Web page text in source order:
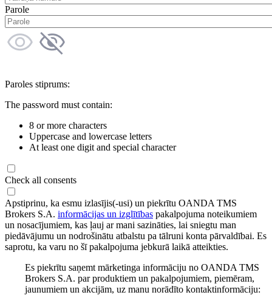
Parole
Paroles stiprums:
The password must contain:
8 or more characters
Uppercase and lowercase letters
At least one digit and special character
Check all consents
Apstiprinu, ka esmu izlasījis(-usi) un piekrītu OANDA TMS
Brokers S.A. informācijas un izglītības pakalpojuma noteikumiem
un nosacījumiem, kas ļauj ar mani sazināties, lai sniegtu man
piedāvājumu un nodrošinātu atbalstu pa tālruni konta pārvaldībai. Es
saprotu, ka varu no šī pakalpojuma jebkurā laikā atteikties.
Es piekrītu saņemt mārketinga informāciju no OANDA TMS
Brokers S.A. par produktiem un pakalpojumiem, piemēram,
jaunumiem un akcijām, uz manu norādīto kontaktinformāciju: